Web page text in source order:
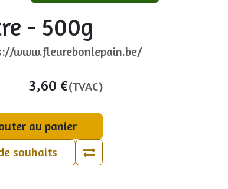
- 500g
www.fleurebonlepain.be/
au panier
souhaits
3,60 €(TVAC)